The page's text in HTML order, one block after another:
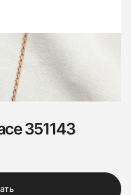
351143